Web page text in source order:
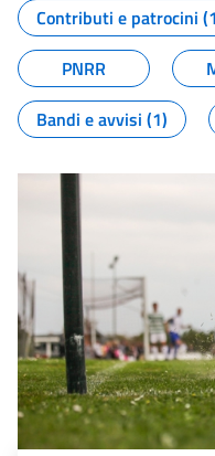
Contributi e patrocini
PNRR
Bandi e avvisi (1)